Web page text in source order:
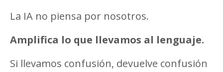
La IA no piensa por nosotros.
Amplifica lo que llevamos al lenguaje.
Si llevamos confusión, devuelve confusión